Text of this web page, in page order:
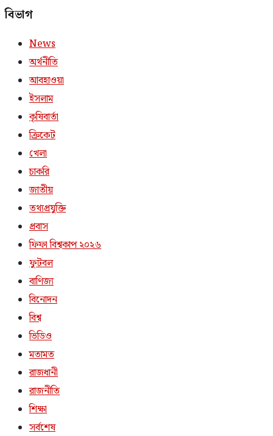
বিভাগ
News
অর্থনীতি
আবহাওয়া
ইসলাম
কৃষিবার্তা
ক্রিকেট
খেলা
চাকরি
জাতীয়
তথ্যপ্রযুক্তি
প্রবাস
ফিফা বিশ্বকাপ ২০২৬
ফুটবল
বাণিজ্য
বিনোদন
বিশ্ব
ভিডিও
মতামত
রাজধানী
রাজনীতি
শিক্ষা
সর্বশেষ